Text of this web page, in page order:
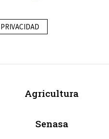
Agricultura
Senasa